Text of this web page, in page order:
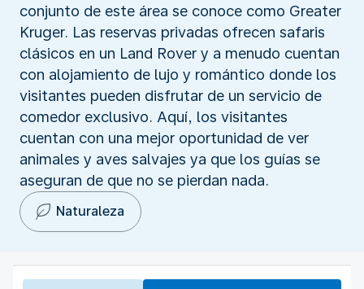
conjunto de este área se conoce como Greater
Kruger. Las reservas privadas ofrecen safaris
clásicos en un Land Rover y a menudo cuentan
con alojamiento de lujo y romántico donde los
visitantes pueden disfrutar de un servicio de
comedor exclusivo. Aquí, los visitantes
cuentan con una mejor oportunidad de ver
animales y aves salvajes ya que los guías se
aseguran de que no se pierdan nada.
Naturaleza